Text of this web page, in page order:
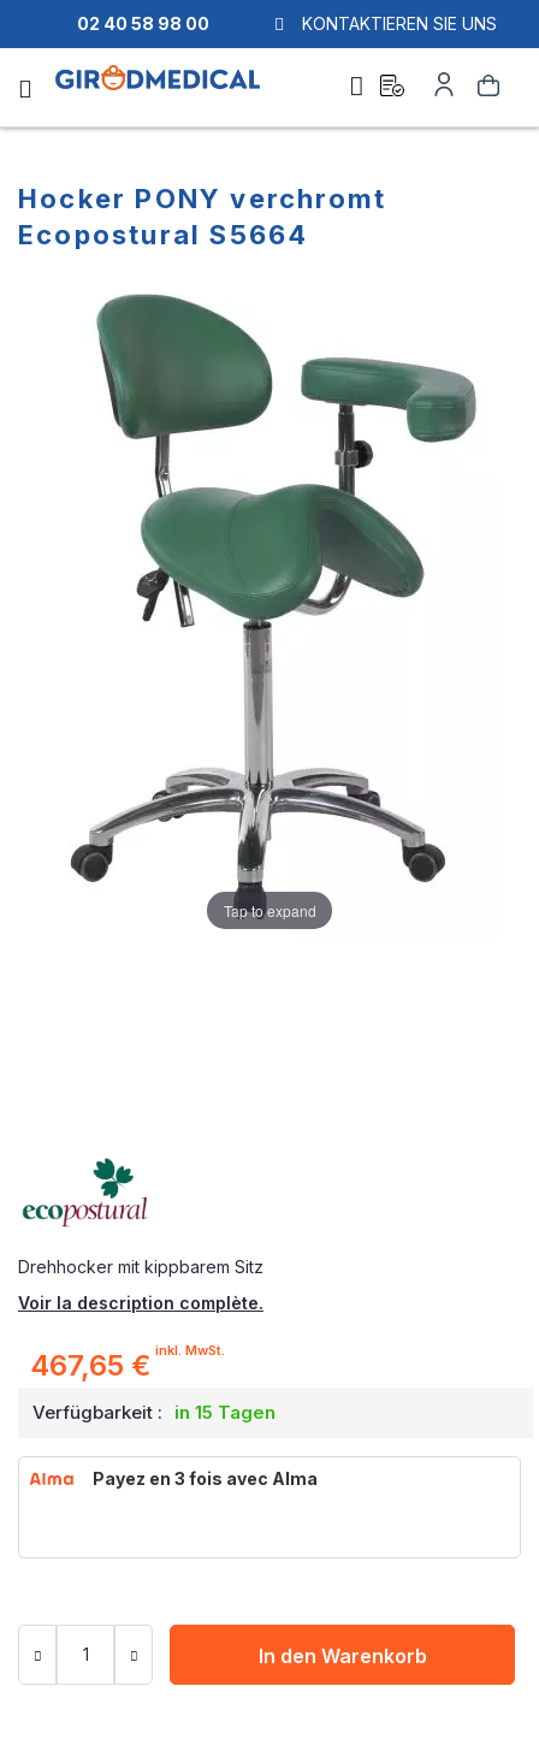
02 40 58 98 00 KONTAKTIEREN SIE UNS
Suche
quote
Konto
Hocker PONY verchromt
Ecopostural S5664
Drehhocker mit kippbarem Sitz
Voir la description complète.
467,65 € inkl. MwSt.
Verfügbarkeit : in 15 Tagen
Payez en 3 fois avec Alma
In den Warenkorb
Bildgalerie
Bildgalerie
Tap to expand